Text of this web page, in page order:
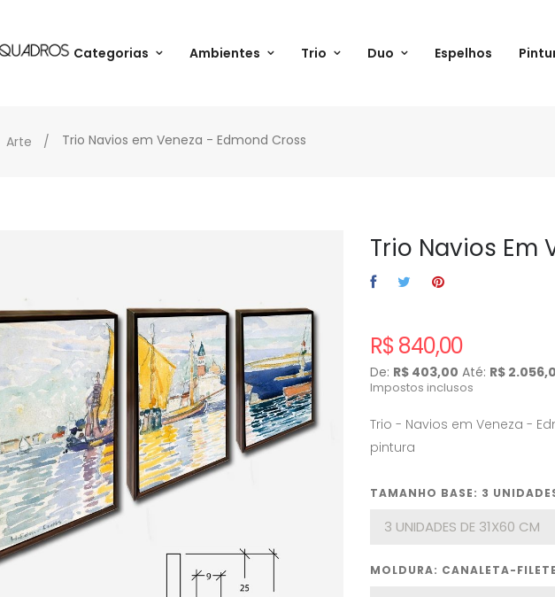
Categorias Ambientes Trio Duo Espelhos
Arte Trio Navios em Veneza - Edmond Cross
Trio Navios Em
R$ 840,00
De: R$ 403,00 Até: R$
Impostos inclusos
Trio - Navios em Veneza -
pintura
TAMANHO BASE: 3
MOLDURA: CANALETA-